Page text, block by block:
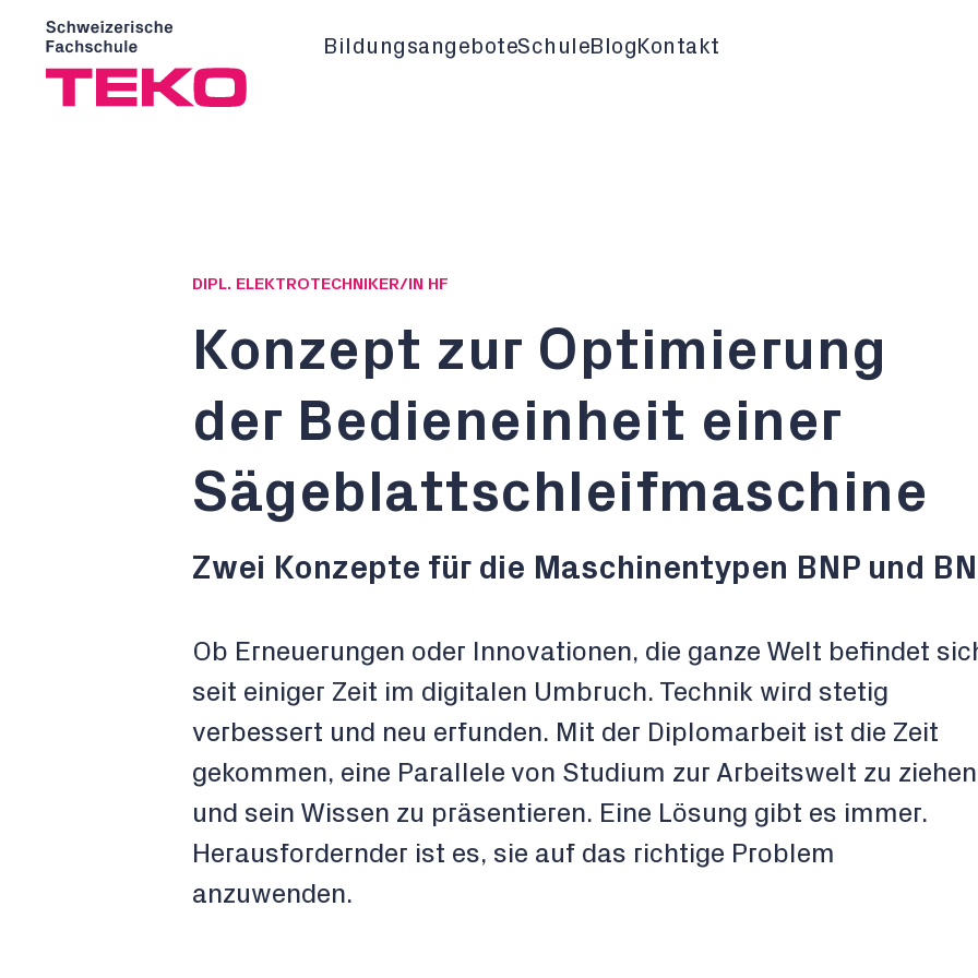
BildungsangeboteSchule Blog Kontakt
DIPL. ELEKTROTECHNIKER/IN HF
Konzept zur Optimierung
der Bedieneinheit einer
Sägeblattschleifmaschine
Zwei Konzepte für die Maschinentypen BNP und
Ob Erneuerungen oder Innovationen, die ganze Welt befindet
seit einiger Zeit im digitalen Umbruch. Technik wird stetig
verbessert und neu erfunden. Mit der Diplomarbeit ist die Zeit
gekommen, eine Parallele von Studium zur Arbeitswelt zu ziehen
und sein Wissen zu präsentieren. Eine Lösung gibt es immer.
Herausfordernder ist es, sie auf das richtige Problem
anzuwenden.